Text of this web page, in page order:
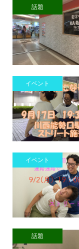
話題
イベント
イベント
話題